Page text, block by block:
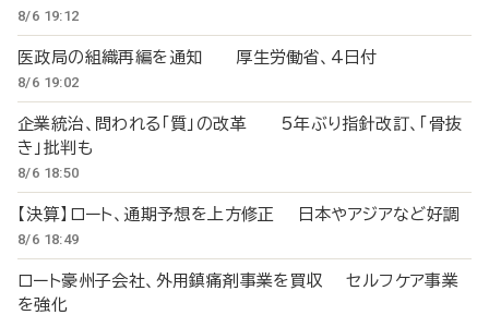
8/6 19:12
医政局の組織再編を通知 厚生労働省、4日付
8/6 19:02
企業統治、問われる「質」の改革 5年ぶり指針改訂、「骨抜
き」批判も
8/6 18:50
【決算】ロート、通期予想を上方修正 日本やアジアなど好調
8/6 18:49
ロート豪州子会社、外用鎮痛剤事業を買収 セルフケア事業
を強化